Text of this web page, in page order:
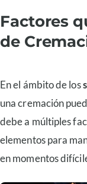
Factores
de
En el ámbito de los
una cremación
debe a múltiples
elementos para
en momentos